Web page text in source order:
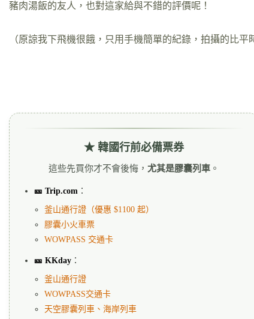
豬肉湯飯的友人，也對這家給與不錯的評價呢！
（原諒我下飛機很餓，只用手機簡單的紀錄，拍攝的比平
★ 韓國行前必備票券
這些先買你才不會後悔，尤其是膠囊列車 。
🎫 Trip.com：
釜山通行證（優惠 $1100 起）
膠囊小火車票
WOWPASS 交通卡
🎫 KKday：
釜山通行證
WOWPASS交通卡
天空膠囊列車、海岸列車